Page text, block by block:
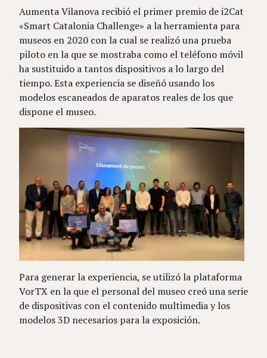
Aumenta Vilanova recibió el primer premio de i2Cat
«Smart Catalonia Challenge» a la herramienta para
museos en 2020 con la cual se realizó una prueba
piloto en la que se mostraba como el teléfono móvil
ha sustituido a tantos dispositivos a lo largo del
tiempo. Esta experiencia se diseñó usando los
modelos escaneados de aparatos reales de los que
dispone el museo.
Para generar la experiencia, se utilizó la plataforma
VorTX en la que el personal del museo creó una serie
de dispositivas con el contenido multimedia y los
modelos 3D necesarios para la exposición.